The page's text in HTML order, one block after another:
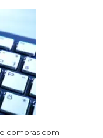
compras com